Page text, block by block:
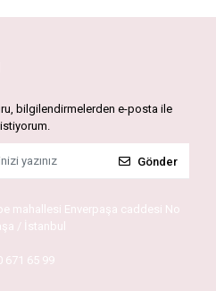
bilgilendirmelerden e-posta ile
Gönder
mahallesi Enverpaşa caddesi No
/ İstanbul
671 65 99